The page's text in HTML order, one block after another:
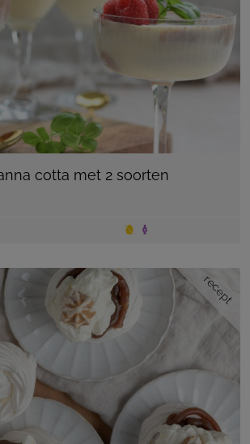
cotta met 2 soorten
recept